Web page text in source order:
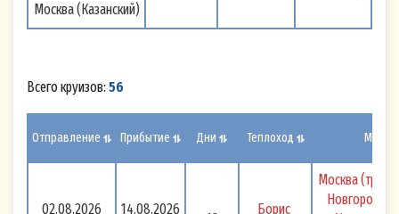
Москва (Казанский)
Всего круизов: 56
Отправление Прибытие Дни Теплоход
02.08.2026
14.08.2026
Борис
Москва
Новгород -